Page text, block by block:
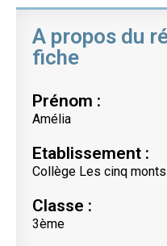
A propos du
fiche
Prénom :
Amélia
Etablissement :
Collège Les cinq
Classe :
3ème